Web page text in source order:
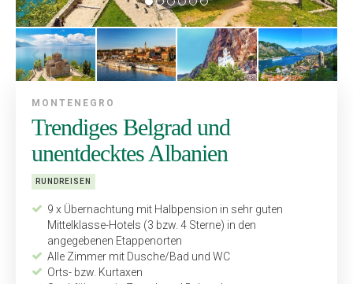
MONTENEGRO
Trendiges Belgrad und
unentdecktes Albanien
RUNDREISEN
9 x Übernachtung mit Halbpension in sehr guten
Mittelklasse-Hotels (3 bzw. 4 Sterne) in den
angegebenen Etappenorten
Alle Zimmer mit Dusche/Bad und WC
Orts- bzw. Kurtaxen